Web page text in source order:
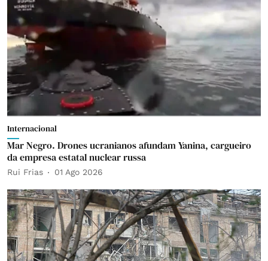
Internacional
Mar Negro. Drones ucranianos afundam Yanina, cargueiro
da empresa estatal nuclear russa
Rui Frias 01 Ago 2026